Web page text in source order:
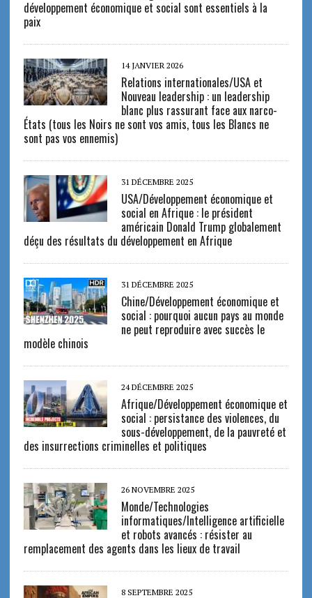
développement économique et social sont essentiels à la
paix
14 JANVIER 2026
Relations internationales/USA et
Nouveau leadership : un leadership
blanc plus rassurant face aux narco-
États (tous les Noirs ne sont vos amis, tous les Blancs ne
sont pas vos ennemis)
31 DÉCEMBRE 2025
USA/Développement économique et
social en Afrique : le président
américain Donald Trump globalement
déçu des résultats du développement en Afrique
31 DÉCEMBRE 2025
Chine/Développement économique et
social : pourquoi aucun pays au monde
ne peut reproduire avec succès le
modèle chinois
24 DÉCEMBRE 2025
Afrique/Développement économique et
social : persistance des violences, du
sous-développement, de la pauvreté et
des insurrections criminelles et politiques
26 NOVEMBRE 2025
Monde/Technologies
informatiques/Intelligence artificielle
et robots avancés : résister au
remplacement des agents dans les lieux de travail
8 SEPTEMBRE 2025